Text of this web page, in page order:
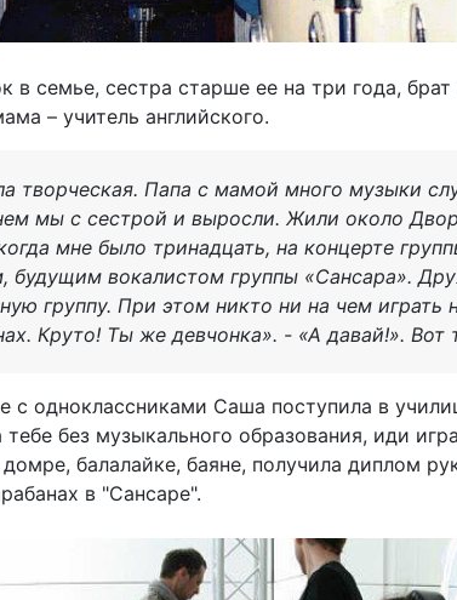
в семье, сестра старше ее на три года,
– учитель английского.
творческая. Папа с мамой много музыки
мы с сестрой и выросли. Жили около
мне было тринадцать, на концерте
будущим вокалистом группы «Сансара».
группу. При этом никто ни на чем
Круто! Ты же девчонка». - «А давай!». Вот
с одноклассниками Саша поступила в
без музыкального образования, иди
балалайке, баяне, получила диплом
в "Сансаре".